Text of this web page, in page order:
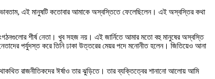
ভাবতাম, এই মানুষটি কতোবার আমাকে অস্বস্তিতে ফেলেছিলেন। এই অস্বস্তির কথা
সংগঠনগুলোর শীর্ষ নেতা। খুব সহজ নয়। এই জার্নিতে আমার মতো বহু মানুষের অস্বস্তি
পর্যুদস্ত করে তিনি ঢাকা উত্তরের মেয়র পদে মনোনীত হলেন। জিতিয়েও আনা
রাজনীতিকদের ঈর্ষাও তার ঝুড়িতে। তার ব্যক্তিত্বের শানানো আলোয় আমি